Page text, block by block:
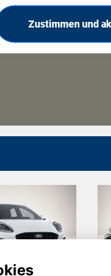
Zustimmen und